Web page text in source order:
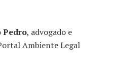
Pedro, advogado e
Ambiente Legal